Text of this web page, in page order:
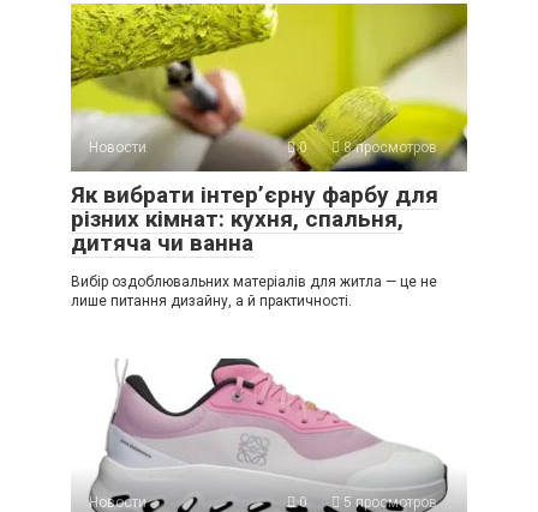
Новости 0 8 просмотров
Як вибрати інтер’єрну фарбу для
різних кімнат: кухня, спальня,
дитяча чи ванна
Вибір оздоблювальних матеріалів для житла — це не
лише питання дизайну, а й практичності.
Новости 0 5 просмотров